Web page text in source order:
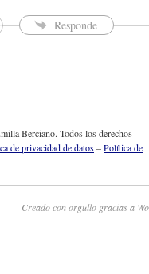
Responde
Berciano. Todos los derechos
de privacidad de datos–Política de
Creado con orgullo gracias a